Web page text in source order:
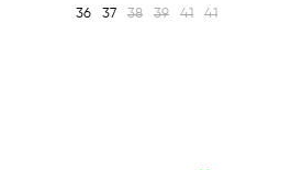
36 37 38 39 41 41